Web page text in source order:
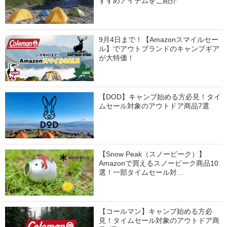
9月4日まで！【Amazonスマイルセー
ル】でアウトブランドのキャンプギア
が大特価！
【DOD】キャンプ始める方必見！タイ
ムセール対象のアウトドア商品7選
【Snow Peak（スノーピーク）】
Amazonで買えるスノーピーク商品10
選！一部タイムセール対…
【コールマン】キャンプ始める方必
見！タイムセール対象のアウトドア商